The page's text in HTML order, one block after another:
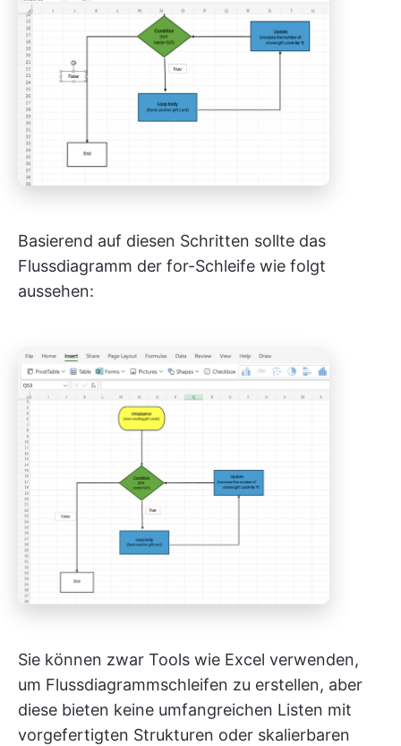
Basierend auf diesen Schritten sollte das
Flussdiagramm der for-Schleife wie folgt
aussehen:
Sie können zwar Tools wie Excel verwenden,
um Flussdiagrammschleifen zu erstellen, aber
diese bieten keine umfangreichen Listen mit
vorgefertigten Strukturen oder skalierbaren